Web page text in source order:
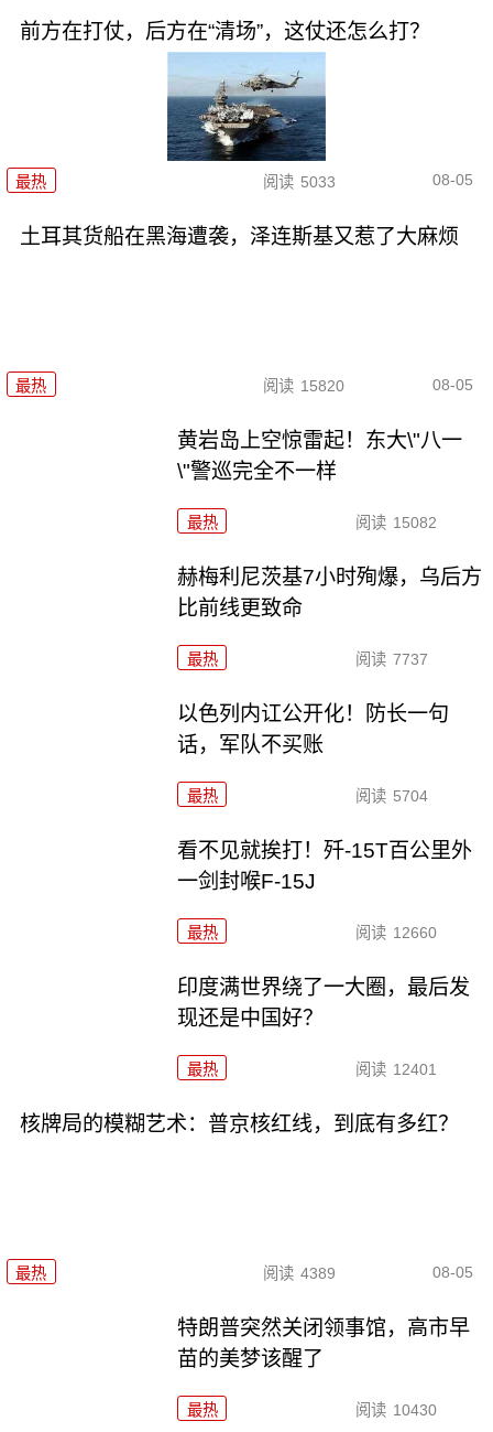
前方在打仗，后方在“清场”，这仗还怎么打？
最热 阅读 5033 08-05
土耳其货船在黑海遭袭，泽连斯基又惹了大麻烦
最热 阅读 15820 08-05
黄岩岛上空惊雷起！东大\"八一
\"警巡完全不一样
最热 阅读 15082
赫梅利尼茨基7小时殉爆，乌后方
比前线更致命
最热 阅读 7737
以色列内讧公开化！防长一句
话，军队不买账
最热 阅读 5704
看不见就挨打！歼-15T百公里外
一剑封喉F-15J
最热 阅读 12660
印度满世界绕了一大圈，最后发
现还是中国好？
最热 阅读 12401
核牌局的模糊艺术：普京核红线，到底有多红？
最热 阅读 4389 08-05
特朗普突然关闭领事馆，高市早
苗的美梦该醒了
最热 阅读 10430